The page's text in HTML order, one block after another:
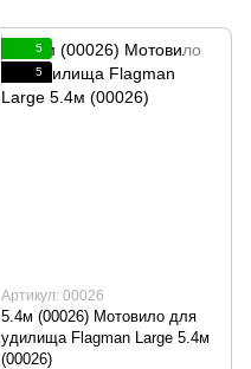
5
5
Артикул: 00026
5.4м (00026) Мотовило для
удилища Flagman Large 5.4м
(00026)